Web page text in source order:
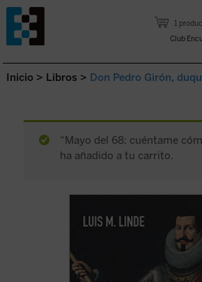
1
Club
Saltar al contenido.
Inicio > Libros > Don Pedro Girón,
“Mayo del 68: cuéntame
ha añadido a tu carrito.